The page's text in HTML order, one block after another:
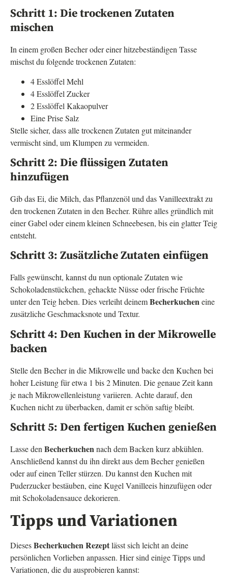
Schritt 1: Die trockenen Zutaten
mischen
In einem großen Becher oder einer hitzebeständigen Tasse
mischst du folgende trockenen Zutaten:
4 Esslöffel Mehl
4 Esslöffel Zucker
2 Esslöffel Kakaopulver
Eine Prise Salz
Stelle sicher, dass alle trockenen Zutaten gut miteinander
vermischt sind, um Klumpen zu vermeiden.
Schritt 2: Die flüssigen Zutaten
hinzufügen
Gib das Ei, die Milch, das Pflanzenöl und das Vanilleextrakt zu
den trockenen Zutaten in den Becher. Rühre alles gründlich mit
einer Gabel oder einem kleinen Schneebesen, bis ein glatter Teig
entsteht.
Schritt 3: Zusätzliche Zutaten einfügen
Falls gewünscht, kannst du nun optionale Zutaten wie
Schokoladenstückchen, gehackte Nüsse oder frische Früchte
unter den Teig heben. Dies verleiht deinemBecherkucheneine
zusätzliche Geschmacksnote und Textur.
Schritt 4: Den Kuchen in der Mikrowelle
backen
Stelle den Becher in die Mikrowelle und backe den Kuchen bei
hoher Leistung für etwa 1 bis 2 Minuten. Die genaue Zeit kann
je nach Mikrowellenleistung variieren. Achte darauf, den
Kuchen nicht zu überbacken, damit er schön saftig bleibt.
Schritt 5: Den fertigen Kuchen genießen
Lasse den Becherkuchennach dem Backen kurz abkühlen.
Anschließend kannst du ihn direkt aus dem Becher genießen
oder auf einen Teller stürzen. Du kannst den Kuchen mit
Puderzucker bestäuben, eine Kugel Vanilleeis hinzufügen oder
mit Schokoladensauce dekorieren.
Tipps und Variationen
DiesesBecherkuchen Rezeptlässt sich leicht an deine
persönlichen Vorlieben anpassen. Hier sind einige Tipps und
Variationen, die du ausprobieren kannst: